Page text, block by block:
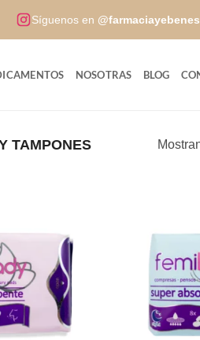
Síguenos en @farmaciayebenes
NOSOTRAS BLOG
TAMPONES